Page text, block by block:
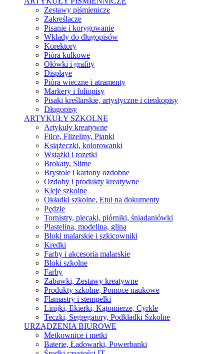
Zestawy piśmienicze
Zakreślacze
Pisanie i korygowanie
Wkłady do długopisów
Korektory
Pióra kulkowe
Ołówki i grafity
Displaye
Pióra wieczne i atramenty
Markery i foliopisy
Pisaki kreślarskie, artystyczne i cienkopisy
Długopisy
ARTYKUŁY SZKOLNE
Artykuły kreatywne
Filce, Flizeliny, Pianki
Książeczki, kolorowanki
Wstążki i rozetki
Brokaty, Slime
Brystole i kartony ozdobne
Ozdoby i produkty kreatywne
Kleje szkolne
Okładki szkolne, Etui na dokumenty
Pędzle
Tornistry, plecaki, piórniki, śniadaniówki
Plastelina, modelina, glina
Bloki malarskie i szkicowniki
Kredki
Farby i akcesoria malarskie
Bloki szkolne
Farby
Zabawki, Zestawy kreatywne
Produkty szkolne, Pomoce naukowe
Flamastry i stempelki
Linijki, Ekierki, Kątomierze, Cyrkle
Teczki, Segregatory, Podkładki Szkolne
URZĄDZENIA BIUROWE
Metkownice i metki
Baterie, Ładowarki, Powerbanki